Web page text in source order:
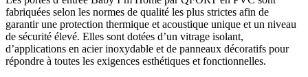
fabriquées selon les normes de qualité les plus strictes afin de
garantir une protection thermique et acoustique unique et un niveau
de sécurité élevé. Elles sont dotées d’un vitrage isolant,
d’applications en acier inoxydable et de panneaux décoratifs pour
répondre à toutes les exigences esthétiques et fonctionnelles.